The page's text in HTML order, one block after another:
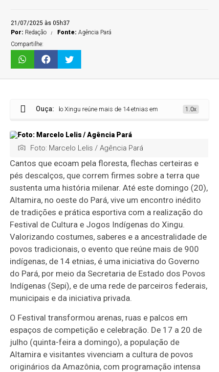
21/07/2025 às 05h37
Por: Redação Fonte:Agência Pará
Compartilhe:
Ouça:
Indígenas do Xingu reúne mais de 14 etnias em Altamira 1.0x
Foto: Marcelo Lelis / Agência Pará
Cantos que ecoam pela floresta, flechas certeiras e
pés descalços, que correm firmes sobre a terra que
sustenta uma história milenar. Até este domingo (20),
Altamira, no oeste do Pará, vive um encontro inédito
de tradições e prática esportiva com a realização do
Festival de Cultura e Jogos Indígenas do Xingu.
Valorizando costumes, saberes e a ancestralidade de
povos tradicionais, o evento que reúne mais de 900
indígenas, de 14 etnias, é uma iniciativa do Governo
do Pará, por meio da Secretaria de Estado dos Povos
Indígenas (Sepi), e de uma rede de parceiros federais,
municipais e da iniciativa privada.
O Festival transformou arenas, ruas e palcos em
espaços de competição e celebração. De 17 a 20 de
julho (quinta-feira a domingo), a população de
Altamira e visitantes vivenciam a cultura de povos
originários da Amazônia, com programação intensa